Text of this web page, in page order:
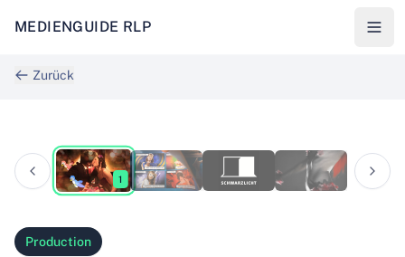
MEDIENGUIDE RLP
Zurück
1 4
1
Production